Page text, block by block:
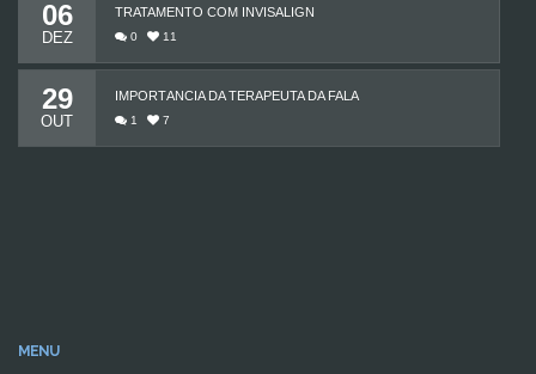
06
DEZ
TRATAMENTO COM INVISALIGN
0 11
29
OUT
IMPORTÂNCIA DA TERAPEUTA DA FALA
1 7
MENU